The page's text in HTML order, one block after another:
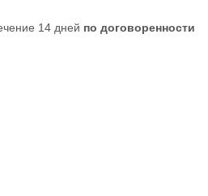
14 дней по договоренности